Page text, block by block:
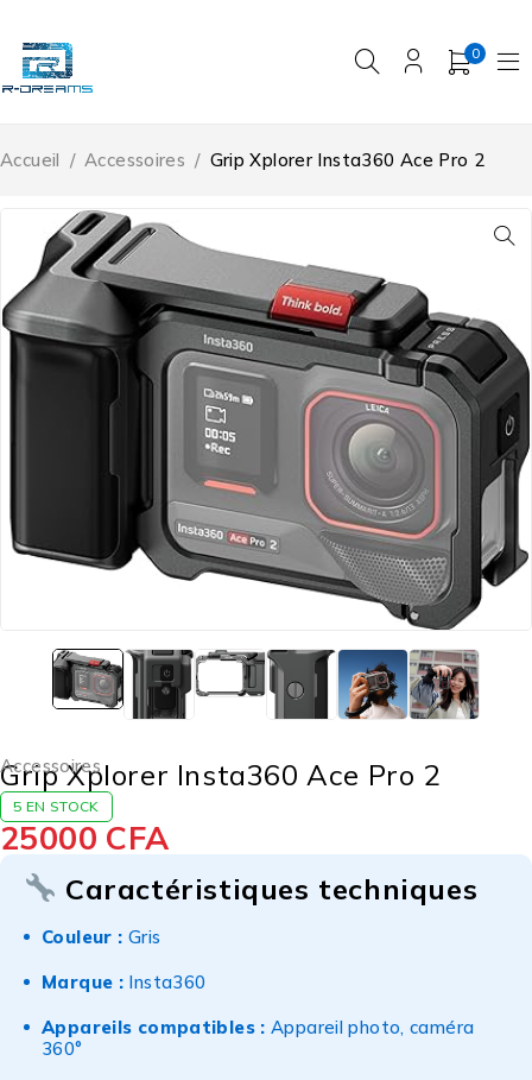
0
Accueil / Accessoires / Grip Xplorer Insta360 Ace Pro 2
Accessoires
Grip Xplorer Insta360 Ace Pro 2
5 EN STOCK
25000 CFA
Caractéristiques techniques
Couleur : Gris
Marque : Insta360
Appareils compatibles : Appareil photo, caméra
360°